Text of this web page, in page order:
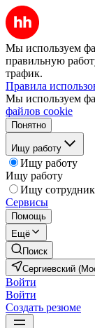
Мы используем
правильную
трафик.
Правила
Мы используем
файлов cookie
Понятно
Ищу работу
Ищу работу
Ищу работу
Ищу
Сервисы
Помощь
Ещё
Поиск
Сергиевский
Войти
Войти
Создать резюме